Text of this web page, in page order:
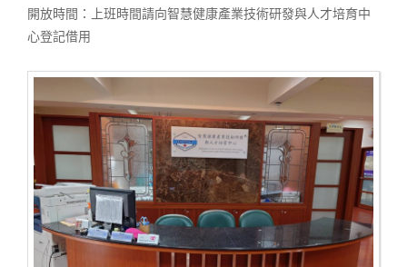
開放時間：上班時間請向智慧健康產業技術研發與人才培育中
心登記借用